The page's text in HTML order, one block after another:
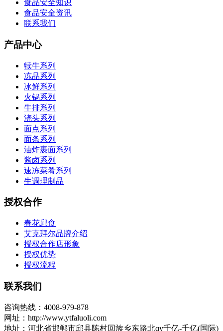
食品安全知识
食品安全资讯
联系我们
产品中心
犊牛系列
冻品系列
冰鲜系列
火锅系列
牛排系列
浇头系列
面点系列
面条系列
油炸裹面系列
酱卤系列
速冻菜肴系列
生调理制品
授权合作
春花邱食
艾克拜尔品牌介绍
授权合作店形象
授权优势
授权流程
联系我们
咨询热线：4008-979-878
网址：http://www.ytfaluoli.com
地址：河北省邯郸市邱县陈村回族乡东路北qy千亿-千亿(国际)